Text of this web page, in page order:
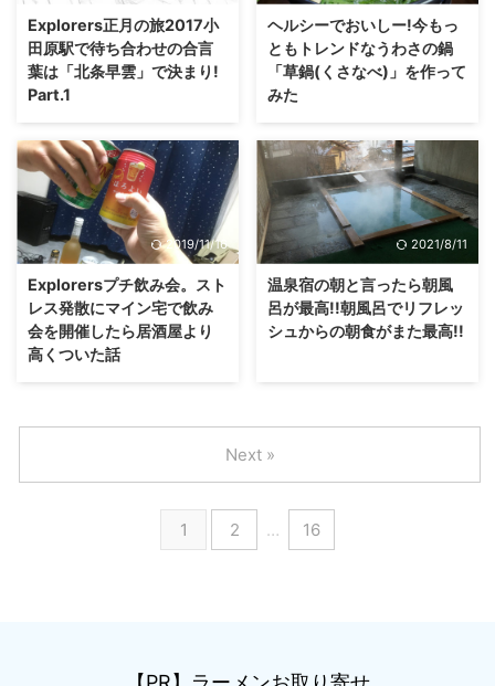
Explorers正月の旅2017小
田原駅で待ち合わせの合言
葉は「北条早雲」で決まり!
Part.1
ヘルシーでおいしー!今もっ
ともトレンドなうわさの鍋
「草鍋(くさなべ)」を作って
みた
2019/11/16
Explorersプチ飲み会。スト
レス発散にマイン宅で飲み
会を開催したら居酒屋より
高くついた話
2021/8/11
温泉宿の朝と言ったら朝風
呂が最高!!朝風呂でリフレッ
シュからの朝食がまた最高!!
1 2 … 16
Next »